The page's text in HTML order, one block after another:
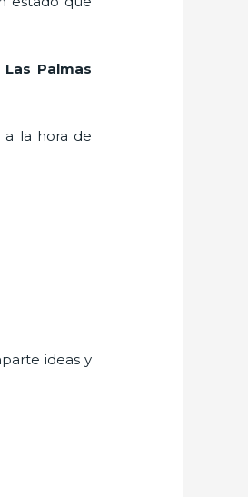
Palmas
a la hora de
ideas y